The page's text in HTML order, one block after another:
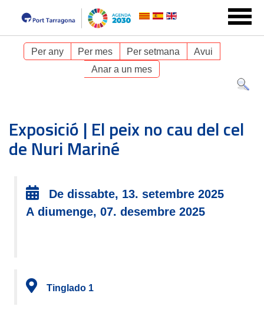
Per any Per mes Per setmana
Avui
Anar a un mes
Exposició | El peix no cau del cel
de Nuri Mariné
De dissabte, 13. setembre 2025
A diumenge, 07. desembre 2025
Tinglado 1